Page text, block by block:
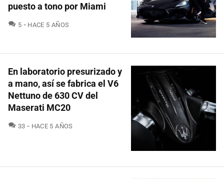
puesto a tono por Miami
5 COMENTARIOS
HACE 5 AÑOS
En laboratorio presurizado y
a mano, así se fabrica el V6
Nettuno de 630 CV del
Maserati MC20
33 COMENTARIOS
HACE 5 AÑOS